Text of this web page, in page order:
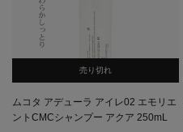
売り切れ
ムコタ アデューラ アイレ02 エモリエ
ントCMCシャンプー アクア 250mL